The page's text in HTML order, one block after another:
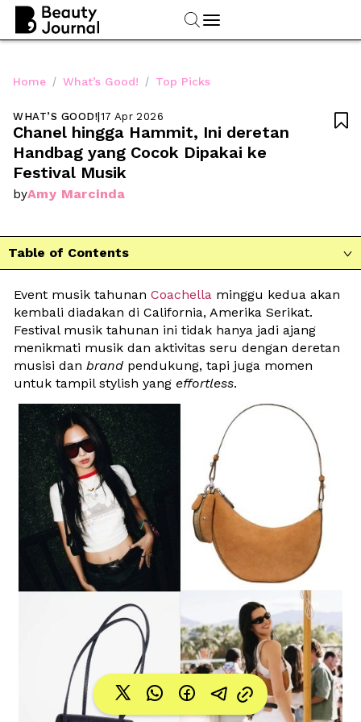
Home / What’s Good! / Top Picks
WHAT’S GOOD!|17 Apr 2026
Chanel hingga Hammit, Ini deretan
Handbag yang Cocok Dipakai ke
Festival Musik
byAmy Marcinda

Table of Contents 
Event musik tahunan Coachella minggu kedua akan
kembali diadakan di California, Amerika Serikat.
Festival musik tahunan ini tidak hanya jadi ajang
menikmati musik dan aktivitas seru dengan deretan
musisi dan brand pendukung, tapi juga momen
untuk tampil stylish yang effortless.